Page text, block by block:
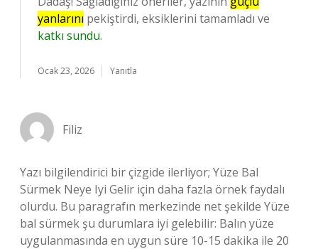
yanlarını pekiştirdi, eksiklerini tamamladı ve
katkı sundu.
Ocak 23, 2026 Yanıtla
Filiz
Yazı bilgilendirici bir çizgide ilerliyor; Yüze Bal
Sürmek Neye Iyi Gelir için daha fazla örnek faydalı
olurdu. Bu paragrafın merkezinde net şekilde Yüze
bal sürmek şu durumlara iyi gelebilir: Balın yüze
uygulanmasında en uygun süre 10-15 dakika ile 20